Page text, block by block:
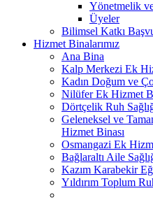
Yönetmelik
Üyeler
Bilimsel Katkı
Hizmet Binalarımız
Ana Bina
Kalp Merkezi Ek
Kadın Doğum ve
Nilüfer Ek Hizmet
Dörtçelik Ruh
Geleneksel ve
Hizmet Binası
Osmangazi Ek
Bağlaraltı Aile
Kazım Karabekir
Yıldırım Toplum